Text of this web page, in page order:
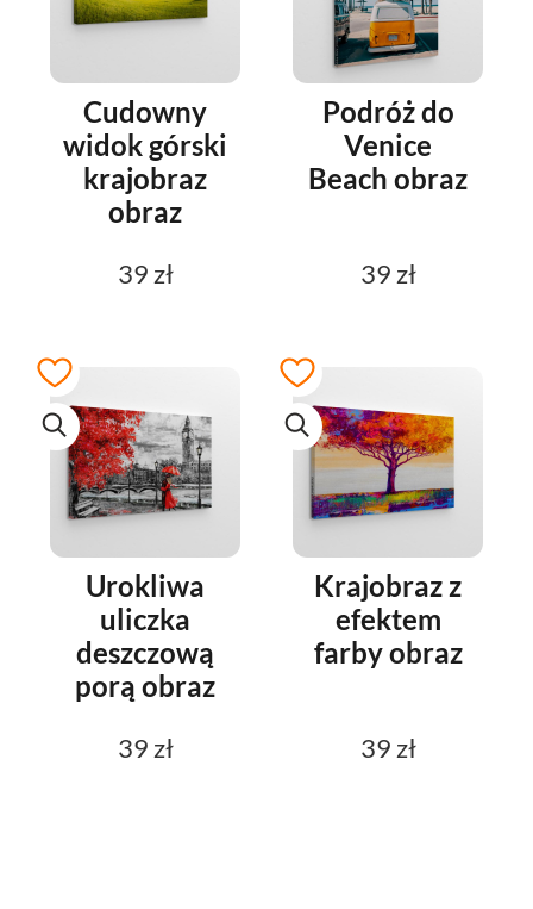
Cudowny
widok górski
krajobraz
obraz
39 zł
Podróż do
Venice
Beach obraz
39 zł
Urokliwa
uliczka
deszczową
porą obraz
39 zł
Krajobraz z
efektem
farby obraz
39 zł